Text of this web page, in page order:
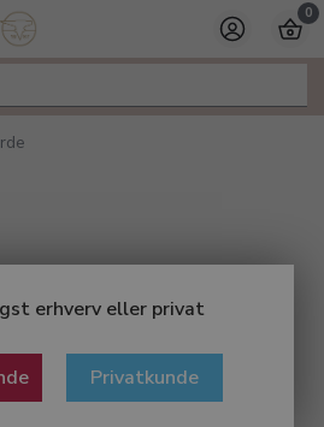
erhverv eller privat
Privatkunde
0